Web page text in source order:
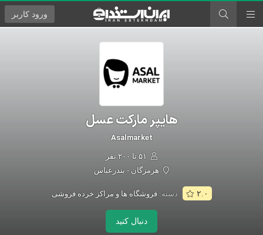
ورود کاربر
هایپر مارکت عسل
Asalmarket
هرمزگان - بندرعباس
۲.۰ دسته:فروشگاه ها و مراکز خرده فروشی
دنبال کنید